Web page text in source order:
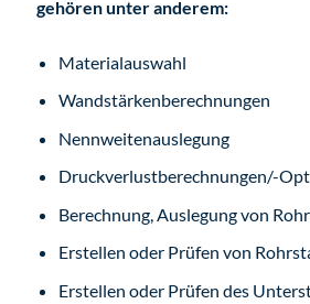
gehören unter anderem:
Materialauswahl
Wandstärkenberechnungen
Nennweitenauslegung
Druckverlustberechnungen/-
Berechnung, Auslegung von
Erstellen oder Prüfen von
Erstellen oder Prüfen des